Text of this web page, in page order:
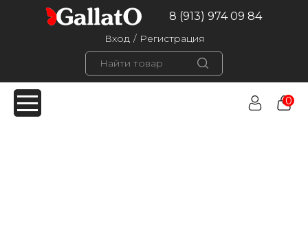
8 (913) 974 09 84
Вход / Регистрация
0